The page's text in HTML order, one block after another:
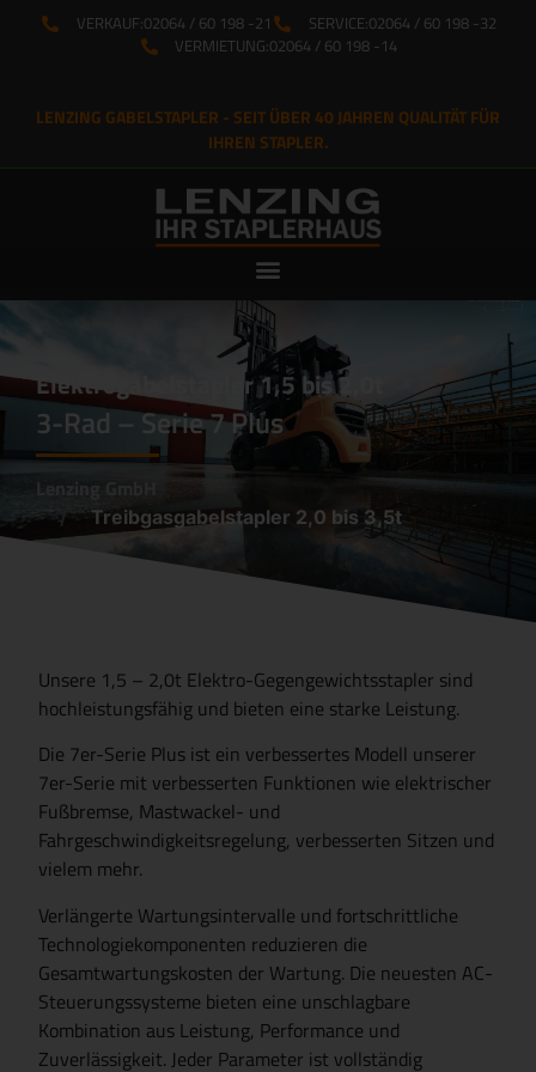
VERKAUF:02064 / 60 198 -21 SERVICE:02064 / 60 198 -32
VERMIETUNG:02064 / 60 198 -14
LENZING GABELSTAPLER - SEIT ÜBER 40 JAHREN QUALITÄT FÜR
IHREN STAPLER.
Elektrogabelstapler 1,5 bis 2,0t
3-Rad – Serie 7 Plus
Lenzing GmbH
Treibgasgabelstapler 2,0 bis 3,5t
Unsere 1,5 – 2,0t Elektro-Gegengewichtsstapler sind
hochleistungsfähig und bieten eine starke Leistung.
Die 7er-Serie Plus ist ein verbessertes Modell unserer
7er-Serie mit verbesserten Funktionen wie elektrischer
Fußbremse, Mastwackel- und
Fahrgeschwindigkeitsregelung, verbesserten Sitzen und
vielem mehr.
Verlängerte Wartungsintervalle und fortschrittliche
Technologiekomponenten reduzieren die
Gesamtwartungskosten der Wartung. Die neuesten AC-
Steuerungssysteme bieten eine unschlagbare
Kombination aus Leistung, Performance und
Zuverlässigkeit. Jeder Parameter ist vollständig